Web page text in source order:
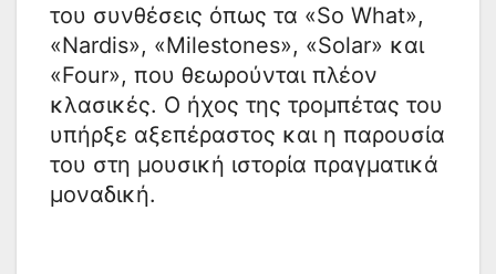
του συνθέσεις όπως τα «So What»,
«Nardis», «Milestones», «Solar» και
«Four», που θεωρούνται πλέον
κλασικές. Ο ήχος της τρομπέτας του
υπήρξε αξεπέραστος και η παρουσία
του στη μουσική ιστορία πραγματικά
μοναδική.